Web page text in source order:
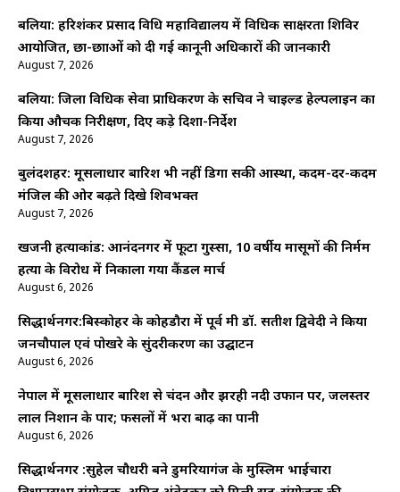
बलिया: हरिशंकर प्रसाद विधि महाविद्यालय में विधिक साक्षरता शिविर
आयोजित, छात्र-छात्राओं को दी गई कानूनी अधिकारों की जानकारी
August 7, 2026
बलिया: जिला विधिक सेवा प्राधिकरण के सचिव ने चाइल्ड हेल्पलाइन का
किया औचक निरीक्षण, दिए कड़े दिशा-निर्देश
August 7, 2026
बुलंदशहर: मूसलाधार बारिश भी नहीं डिगा सकी आस्था, कदम-दर-कदम
मंजिल की ओर बढ़ते दिखे शिवभक्त
August 7, 2026
खजनी हत्याकांड: आनंदनगर में फूटा गुस्सा, 10 वर्षीय मासूमों की निर्मम
हत्या के विरोध में निकाला गया कैंडल मार्च
August 6, 2026
सिद्धार्थनगर:बिस्कोहर के कोहडौरा में पूर्व मंत्री डॉ. सतीश द्विवेदी ने किया
जनचौपाल एवं पोखरे के सुंदरीकरण का उद्घाटन
August 6, 2026
नेपाल में मूसलाधार बारिश से चंदन और झरही नदी उफान पर, जलस्तर
लाल निशान के पार; फसलों में भरा बाढ़ का पानी
August 6, 2026
सिद्धार्थनगर :सुहेल चौधरी बने डुमरियागंज के मुस्लिम भाईचारा